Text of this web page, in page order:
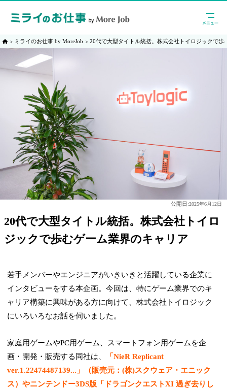
ミライのお仕事 by MoreJob 20代で大型タイトル統括。株式会社トイロジックで歩
公開日:2025年6月12日
20代で大型タイトル統括。株式会社トイロ
ジックで歩むゲーム業界のキャリア
若手メンバーやエンジニアがいきいきと活躍している企業に
インタビューをする本企画。今回は、特にゲーム業界でのキ
ャリア構築に興味がある方に向けて、株式会社トイロジック
にいろいろなお話を伺いました。
家庭用ゲームやPC用ゲーム、スマートフォン用ゲームを企
画・開発・販売する同社は、
「NieR Replicant
ver.1.22474487139...」（販売元：(株)スクウェア・エニック
ス）やニンテンドー3DS版「ドラゴンクエストXI 過ぎ去りし